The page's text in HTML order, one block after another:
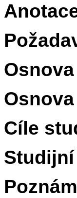
Cíle